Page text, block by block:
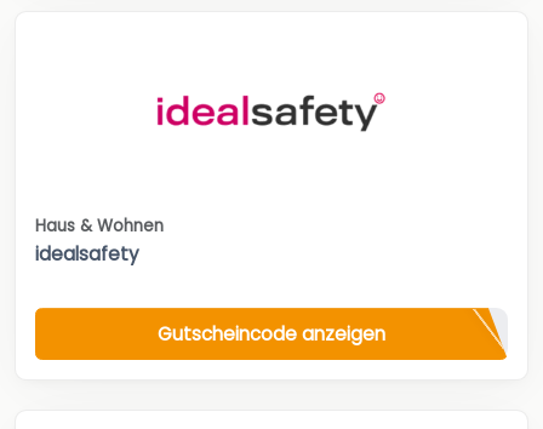
Haus & Wohnen
idealsafety
Gutscheincode anzeigen